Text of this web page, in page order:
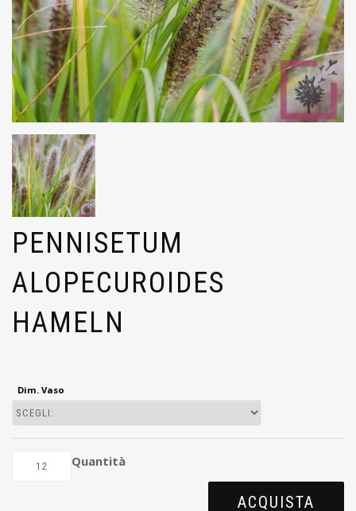
PENNISETUM
ALOPECUROIDES
HAMELN
Dim. Vaso
Quantità
ACQUISTA